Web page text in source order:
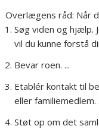
Overlægens råd: Når
Søg viden og hjælp.
vil du kunne forstå
Bevar roen. ...
Etablér kontakt til
eller familiemedlem.
Støt op om det